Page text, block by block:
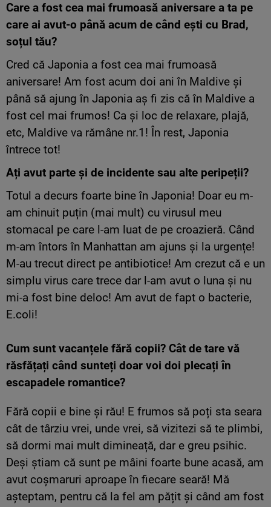
Care a fost cea mai frumoasă aniversare a ta pe
care ai avut-o până acum de când ești cu Brad,
soțul tău?
Cred că Japonia a fost cea mai frumoasă
aniversare! Am fost acum doi ani în Maldive și
până să ajung în Japonia aș fi zis că în Maldive a
fost cel mai frumos! Ca și loc de relaxare, plajă,
etc, Maldive va rămâne nr.1! În rest, Japonia
întrece tot!
Ați avut parte și de incidente sau alte peripeții?
Totul a decurs foarte bine în Japonia! Doar eu m-
am chinuit puțin (mai mult) cu virusul meu
stomacal pe care l-am luat de pe croazieră. Când
m-am întors în Manhattan am ajuns și la urgențe!
M-au trecut direct pe antibiotice! Am crezut că e un
simplu virus care trece dar l-am avut o luna și nu
mi-a fost bine deloc! Am avut de fapt o bacterie,
E.coli!
Cum sunt vacanțele fără copii? Cât de tare vă
răsfățați când sunteți doar voi doi plecați în
escapadele romantice?
Fără copii e bine și rău! E frumos să poți sta seara
cât de târziu vrei, unde vrei, să vizitezi să te plimbi,
să dormi mai mult dimineață, dar e greu psihic.
Deși știam că sunt pe mâini foarte bune acasă, am
avut coșmaruri aproape în fiecare seară! Mă
așteptam, pentru că la fel am pățit și când am fost